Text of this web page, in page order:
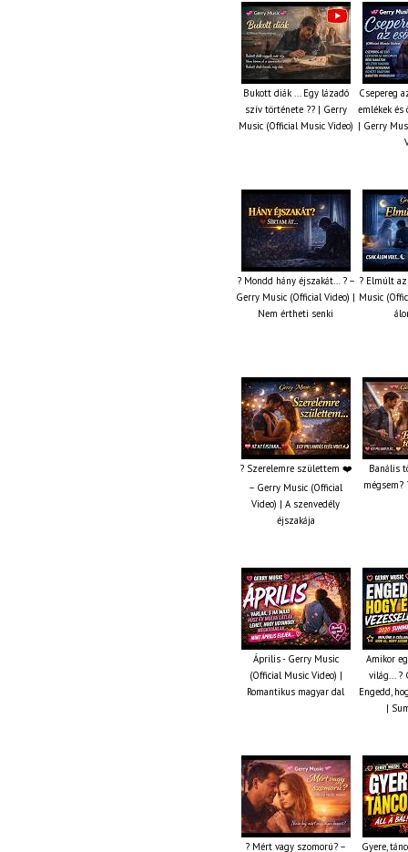
Bukott diák ... Egy lázadó
szív története ?? | Gerry
Music (Official Music Video)
Csepereg
emlékek és
| Gerry
? Mondd hány éjszakát… ? –
Gerry Music (Official Video) |
Nem értheti senki
? Elmúlt
Music
? Szerelemre születtem ❤️
– Gerry Music (Official
Video) | A szenvedély
éjszakája
Banális
mégsem?
Április - Gerry Music
(Official Music Video) |
Romantikus magyar dal
Amikor
világ... ?
Engedd,
|
? Mért vagy szomorú? –
Gyere,